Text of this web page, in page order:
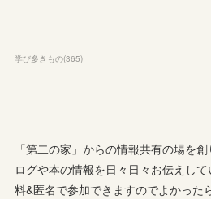
学び多きもの(365)
「第二の家」からの情報共有の場を
ログや本の情報を日々日々お伝えし
料&匿名で参加できますのでよかった